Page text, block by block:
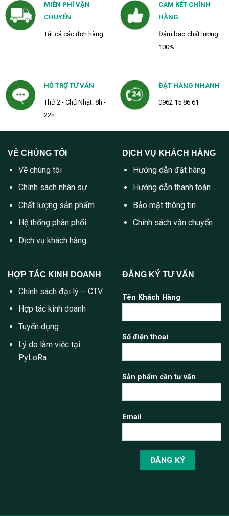
MIỄN PHÍ VẬN
CHUYỂN
Tất cả các đơn hàng
CAM KẾT CHÍNH
HÃNG
Đảm bảo chất lượng
100%
HỖ TRỢ TƯ VẤN
Thứ 2 - Chủ Nhật: 8h -
22h
ĐẶT HÀNG NHANH
0962 15 86 61
VỀ CHÚNG TÔI
Về chúng tôi
Chính sách nhân sự
Chất lượng sản phẩm
Hệ thống phân phối
Dịch vụ khách hàng
DỊCH VỤ KHÁCH HÀNG
Hướng dẫn đặt hàng
Hướng dẫn thanh toán
Bảo mật thông tin
Chính sách vận chuyển
HỢP TÁC KINH DOANH
Chính sách đại lý – CTV
Hợp tác kinh doanh
Tuyển dụng
Lý do làm việc tại
PyLoRa
ĐĂNG KÝ TƯ VẤN
Tên Khách Hàng
Số điện thoại
Sản phẩm cần tư vấn
Email